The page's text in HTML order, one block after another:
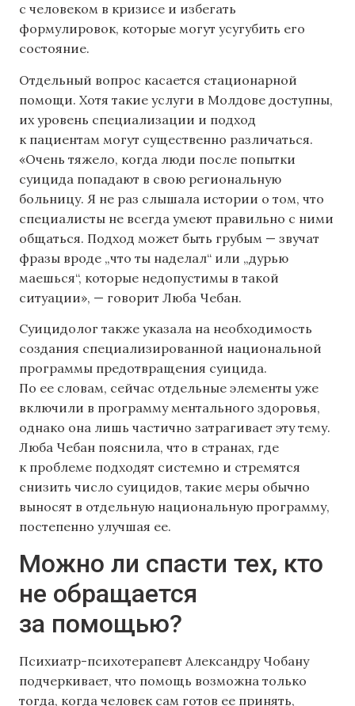
с человеком в кризисе и избегать
формулировок, которые могут усугубить его
состояние.
Отдельный вопрос касается стационарной
помощи. Хотя такие услуги в Молдове доступны,
их уровень специализации и подход
к пациентам могут существенно различаться.
«Очень тяжело, когда люди после попытки
суицида попадают в свою региональную
больницу. Я не раз слышала истории о том, что
специалисты не всегда умеют правильно с ними
общаться. Подход может быть грубым — звучат
фразы вроде „что ты наделал“ или „дурью
маешься“, которые недопустимы в такой
ситуации», — говорит Люба Чебан.
Суицидолог также указала на необходимость
создания специализированной национальной
программы предотвращения суицида.
По ее словам, сейчас отдельные элементы уже
включили в программу ментального здоровья,
однако она лишь частично затрагивает эту тему.
Люба Чебан пояснила, что в странах, где
к проблеме подходят системно и стремятся
снизить число суицидов, такие меры обычно
выносят в отдельную национальную программу,
постепенно улучшая ее.
Можно ли спасти тех, кто
не обращается
за помощью?
Психиатр-психотерапевт Александру Чобану
подчеркивает, что помощь возможна только
тогда, когда человек сам готов ее принять,